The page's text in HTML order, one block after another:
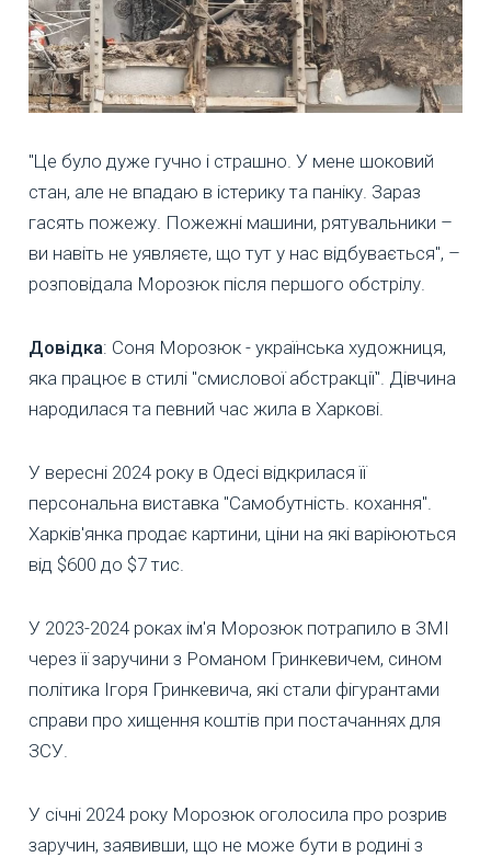
"Це було дуже гучно і страшно. У мене шоковий
стан, але не впадаю в істерику та паніку. Зараз
гасять пожежу. Пожежні машини, рятувальники –
ви навіть не уявляєте, що тут у нас відбувається", –
розповідала Морозюк після першого обстрілу.
Довідка: Соня Морозюк - українська художниця,
яка працює в стилі "смислової абстракції". Дівчина
народилася та певний час жила в Харкові.
У вересні 2024 року в Одесі відкрилася її
персональна виставка "Самобутність. кохання".
Харків'янка продає картини, ціни на які варіюються
від $600 до $7 тис.
У 2023-2024 роках ім'я Морозюк потрапило в ЗМІ
через її заручини з Романом Гринкевичем, сином
політика Ігоря Гринкевича, які стали фігурантами
справи про хищення коштів при постачаннях для
ЗСУ.
У січні 2024 року Морозюк оголосила про розрив
заручин, заявивши, що не може бути в родині з